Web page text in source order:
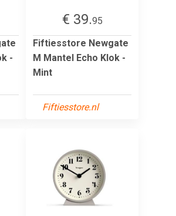
-
€ 39.95
Fiftiesstore Newgate
M Mantel Echo Klok -
Mint
Fiftiesstore.nl